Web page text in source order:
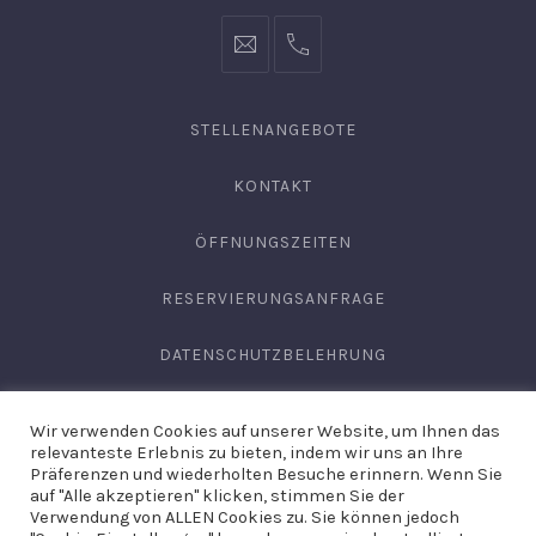
info@hofgut-0049747196019210
STELLENANGEBOTE
KONTAKT
ÖFFNUNGSZEITEN
RESERVIERUNGSANFRAGE
DATENSCHUTZBELEHRUNG
IMPRESSUM
Wir verwenden Cookies auf unserer Website, um Ihnen das
relevanteste Erlebnis zu bieten, indem wir uns an Ihre
Präferenzen und wiederholten Besuche erinnern. Wenn Sie
auf "Alle akzeptieren" klicken, stimmen Sie der
Verwendung von ALLEN Cookies zu. Sie können jedoch